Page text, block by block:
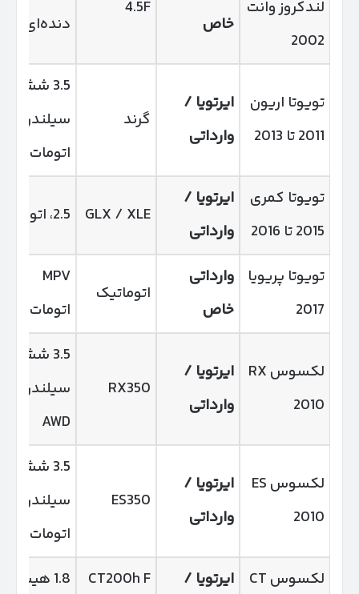
لندکروز وانت
2002
خاص
4.5F
دنده‌ای
تویوتا اریون
2011 تا 2013
ایرتویا /
وارداتی
گرند
3.5 شش
سیلندر،
اتومات
تویوتا کمری
2015 تا 2016
ایرتویا /
وارداتی
GLX / XLE 2.5، اتومات
تویوتا پریویا
2017
وارداتی
خاص
اتوماتیک
MPV
اتومات
لکسوس RX
2010
ایرتویا /
وارداتی
RX350
3.5 شش
سیلندر،
AWD
لکسوس ES
2010
ایرتویا /
وارداتی
ES350
3.5 شش
سیلندر،
اتومات
لکسوس CT
ایرتویا /
CT200h F
1.8 هیبرید،